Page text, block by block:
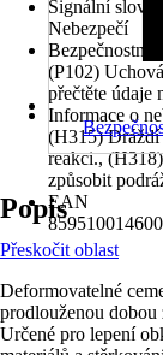
Signální slovo
Nebezpečí
Bezpečnostní
(P102)
přečtěte údaje
Informace o
(H315)
reakci.,
způsobit
EAN
Popis
Přeskočit oblast
Deformovatelné
prodlouženou
Určené pro lepení